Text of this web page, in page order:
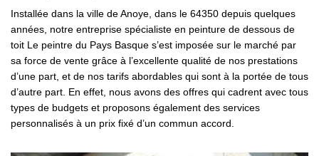
Installée dans la ville de Anoye, dans le 64350 depuis quelques
années, notre entreprise spécialiste en peinture de dessous de
toit Le peintre du Pays Basque s’est imposée sur le marché par
sa force de vente grâce à l’excellente qualité de nos prestations
d’une part, et de nos tarifs abordables qui sont à la portée de tous
d’autre part. En effet, nous avons des offres qui cadrent avec tous
types de budgets et proposons également des services
personnalisés à un prix fixé d’un commun accord.